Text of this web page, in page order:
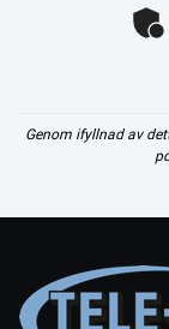
Genom ifyllnad av